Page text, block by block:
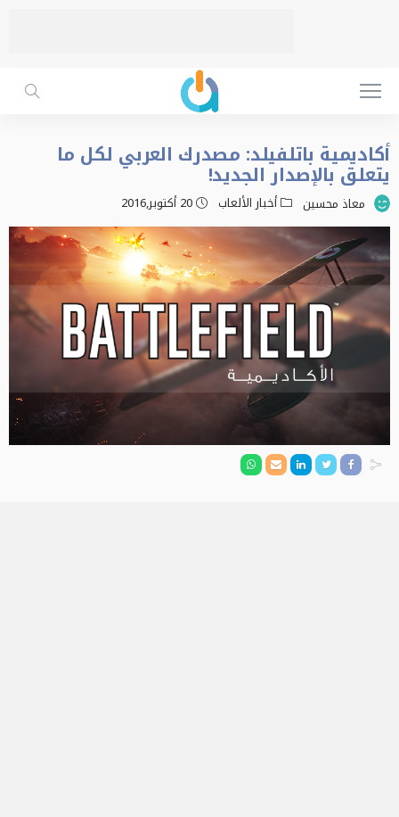
أكاديمية باتلفيلد: مصدرك العربي لكل ما
يتعلق بالإصدار الجديد!
معاذ محسين أخبار الألعاب 20 أكتوبر,2016